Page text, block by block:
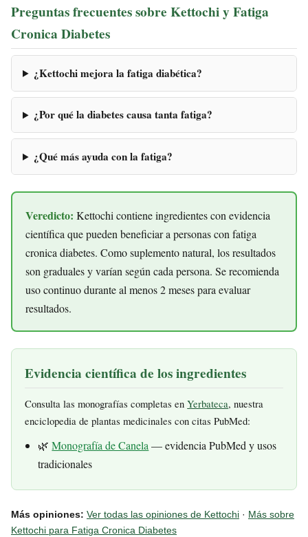
Preguntas frecuentes sobre Kettochi y Fatiga
Cronica Diabetes
¿Kettochi mejora la fatiga diabética?
¿Por qué la diabetes causa tanta fatiga?
¿Qué más ayuda con la fatiga?
Veredicto: Kettochi contiene ingredientes con evidencia
científica que pueden beneficiar a personas con fatiga
cronica diabetes. Como suplemento natural, los resultados
son graduales y varían según cada persona. Se recomienda
uso continuo durante al menos 2 meses para evaluar
resultados.
Evidencia científica de los ingredientes
Consulta las monografías completas enYerbateca, nuestra
enciclopedia de plantas medicinales con citas PubMed:
🌿Monografía de Canela— evidencia PubMed y usos
tradicionales
Más opiniones: Ver todas las opiniones de Kettochi · Más sobre
Kettochi para Fatiga Cronica Diabetes